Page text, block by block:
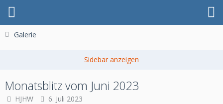
Galerie
Monatsblitz vom Juni 2023
HJHW 6. Juli 2023